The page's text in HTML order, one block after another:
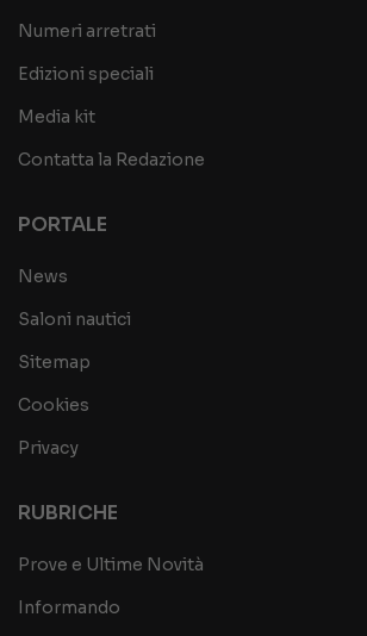
Numeri arretrati
Edizioni speciali
Media kit
Contatta la Redazione
PORTALE
News
Saloni nautici
Sitemap
Cookies
Privacy
RUBRICHE
Prove e Ultime Novità
Informando